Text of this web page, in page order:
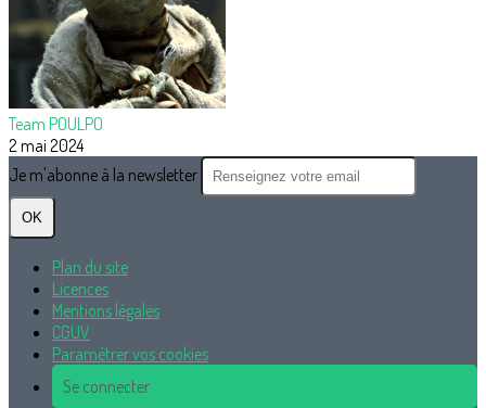
Team POULPO
2 mai 2024
Je m'abonne à la newsletter
OK
Plan du site
Licences
Mentions légales
CGUV
Paramétrer vos cookies
Se connecter